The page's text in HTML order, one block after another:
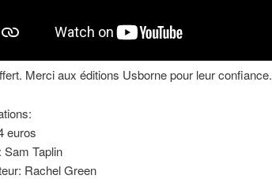
Merci aux éditions Usborne pour leur confiance.
euros
Sam Taplin
Rachel Green